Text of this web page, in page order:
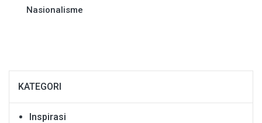
Nasionalisme
KATEGORI
Inspirasi